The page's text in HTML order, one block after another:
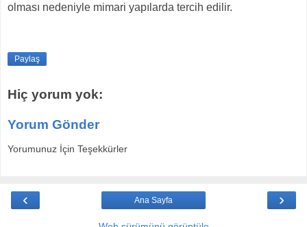
olması nedeniyle mimari yapılarda tercih edilir.
Paylaş
Hiç yorum yok:
Yorum Gönder
Yorumunuz İçin Teşekkürler
‹ ›
Ana Sayfa